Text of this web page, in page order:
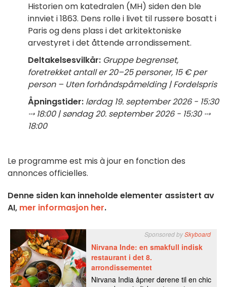
Historien om katedralen (MH) siden den ble
innviet i 1863. Dens rolle i livet til russere bosatt i
Paris og dens plass i det arkitektoniske
arvestyret i det åttende arrondissement.
Deltakelsesvilkår: Gruppe begrenset,
foretrekket antall er 20–25 personer, 15 € per
person – Uten forhåndspåmelding | Fordelspris
Åpningstider: lørdag 19. september 2026 - 15:30
⤏ 18:00 | søndag 20. september 2026 - 15:30 ⤏
18:00
Le programme est mis à jour en fonction des
annonces officielles.
Denne siden kan inneholde elementer assistert av
AI, mer informasjon her.